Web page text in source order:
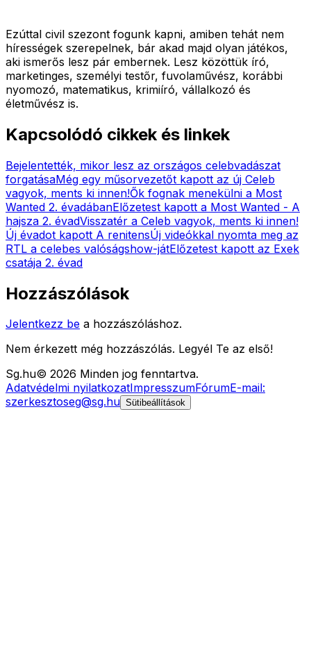
Ezúttal civil szezont fogunk kapni, amiben tehát nem
hírességek szerepelnek, bár akad majd olyan játékos,
aki ismerős lesz pár embernek. Lesz közöttük író,
marketinges, személyi testőr, fuvolaművész, korábbi
nyomozó, matematikus, krimiíró, vállalkozó és
életművész is.
Kapcsolódó cikkek és linkek
Bejelentették, mikor lesz az országos celebvadászat
forgatásaMég egy műsorvezetőt kapott az új Celeb
vagyok, ments ki innen!Ők fognak menekülni a Most
Wanted 2. évadábanElőzetest kapott a Most Wanted - A
hajsza 2. évadVisszatér a Celeb vagyok, ments ki innen!
Új évadot kapott A renitensÚj videókkal nyomta meg az
RTL a celebes valóságshow-játElőzetest kapott az Exek
csatája 2. évad
Hozzászólások
Jelentkezz be a hozzászóláshoz.
Nem érkezett még hozzászólás. Legyél Te az első!
Sg.hu© 2026 Minden jog fenntartva.
Adatvédelmi nyilatkozatImpresszumFórumE-mail:
szerkesztoseg@sg.hu Sütibeállítások